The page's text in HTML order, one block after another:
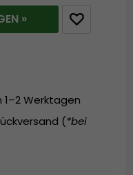
»
Werktagen
(*bei